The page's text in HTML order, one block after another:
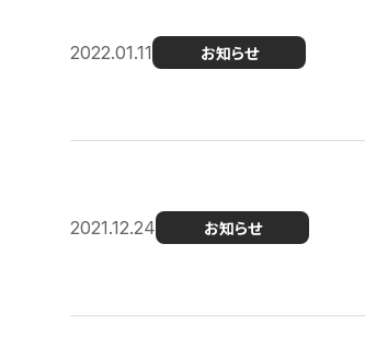
2022.01.11 お知らせ
2021.12.24 お知らせ